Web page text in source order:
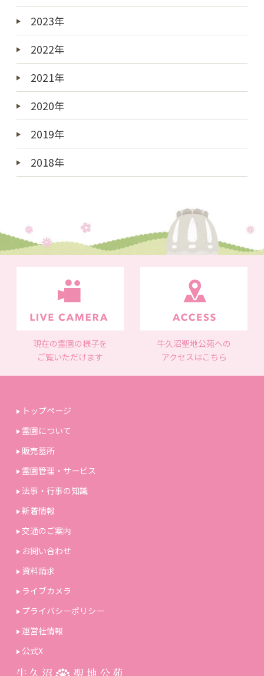
2023年
2022年
2021年
2020年
2019年
2018年
現在の霊園の様子を
ご覧いただけます
牛久沼聖地公苑への
アクセスはこちら
トップページ
霊園について
販売墓所
霊園管理・サービス
法事・行事の知識
新着情報
交通のご案内
お問い合わせ
資料請求
ライブカメラ
プライバシーポリシー
運営社情報
公式X